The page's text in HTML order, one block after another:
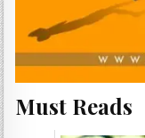
Must Reads